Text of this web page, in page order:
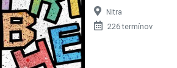
Nitra
226 termínov